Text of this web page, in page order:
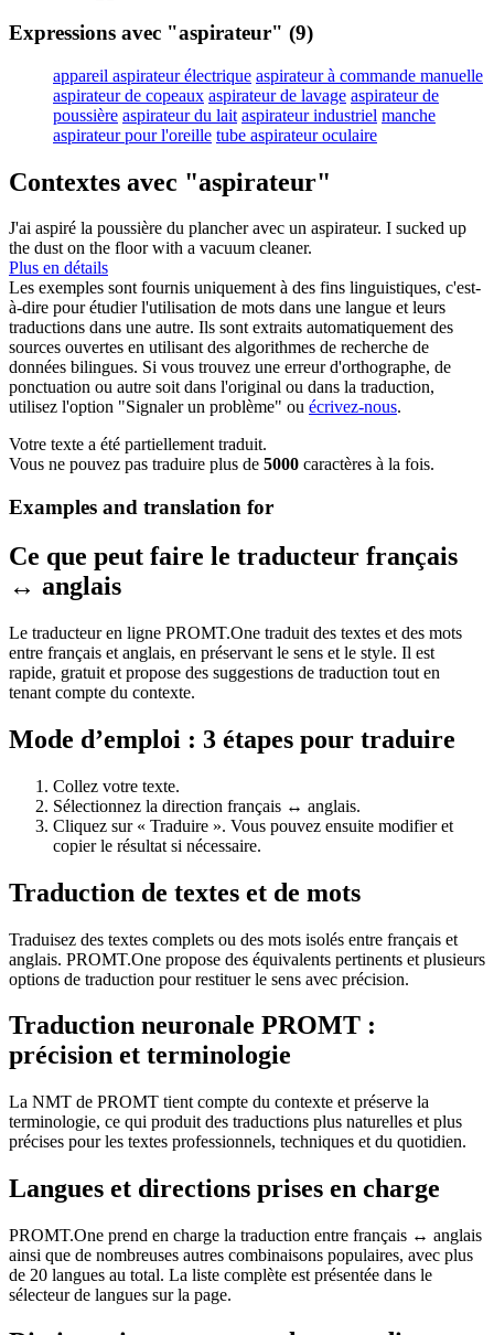
Expressions avec "aspirateur" (9)
appareil aspirateur électrique aspirateur à commande manuelle
aspirateur de copeaux aspirateur de lavage aspirateur de
poussière aspirateur du lait aspirateur industriel manche
aspirateur pour l'oreille tube aspirateur oculaire
Contextes avec "aspirateur"
J'ai aspiré la poussière du plancher avec un aspirateur. I sucked up
the dust on the floor with a vacuum cleaner.
Plus en détails
Les exemples sont fournis uniquement à des fins linguistiques, c'est-
à-dire pour étudier l'utilisation de mots dans une langue et leurs
traductions dans une autre. Ils sont extraits automatiquement des
sources ouvertes en utilisant des algorithmes de recherche de
données bilingues. Si vous trouvez une erreur d'orthographe, de
ponctuation ou autre soit dans l'original ou dans la traduction,
utilisez l'option "Signaler un problème" ou écrivez-nous.
Votre texte a été partiellement traduit.
Vous ne pouvez pas traduire plus de 5000 caractères à la fois.
Examples and translation for
Ce que peut faire le traducteur français
↔ anglais
Le traducteur en ligne PROMT.One traduit des textes et des mots
entre français et anglais, en préservant le sens et le style. Il est
rapide, gratuit et propose des suggestions de traduction tout en
tenant compte du contexte.
Mode d’emploi : 3 étapes pour traduire
Collez votre texte.
Sélectionnez la direction français ↔ anglais.
Cliquez sur « Traduire ». Vous pouvez ensuite modifier et
copier le résultat si nécessaire.
Traduction de textes et de mots
Traduisez des textes complets ou des mots isolés entre français et
anglais. PROMT.One propose des équivalents pertinents et plusieurs
options de traduction pour restituer le sens avec précision.
Traduction neuronale PROMT :
précision et terminologie
La NMT de PROMT tient compte du contexte et préserve la
terminologie, ce qui produit des traductions plus naturelles et plus
précises pour les textes professionnels, techniques et du quotidien.
Langues et directions prises en charge
PROMT.One prend en charge la traduction entre français ↔ anglais
ainsi que de nombreuses autres combinaisons populaires, avec plus
de 20 langues au total. La liste complète est présentée dans le
sélecteur de langues sur la page.